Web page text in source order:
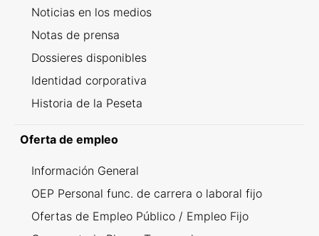
Noticias en los medios
Notas de prensa
Dossieres disponibles
Identidad corporativa
Historia de la Peseta
Oferta de empleo
Información General
OEP Personal func. de carrera o laboral fijo
Ofertas de Empleo Público / Empleo Fijo